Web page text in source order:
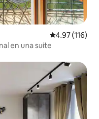
Calificación
4.97 (116)
en una suite